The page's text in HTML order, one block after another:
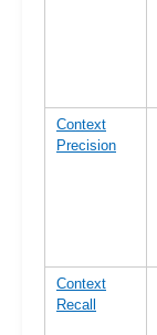
Context
Precision
Context
Recall